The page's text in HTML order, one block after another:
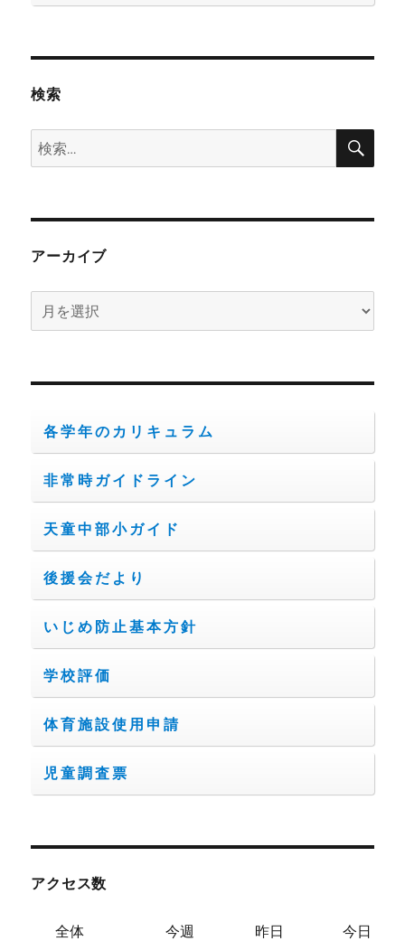
検索
検
索:
検
アーカイブ
ー
イ
各学年のカリキュラム
非常時ガイドライン
天童中部小ガイド
後援会だより
いじめ防止基本方針
学校評価
体育施設使用申請
児童調査票
アクセス数
全体 今週 昨日 今日